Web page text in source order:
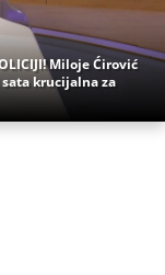
Miloje Ćirović
krucijalna za